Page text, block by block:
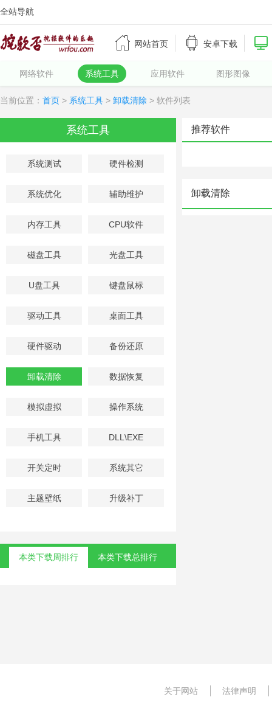
全站导航
 网站首页  安卓下载 
网络软件 系统工具 应用软件 图形图像
当前位置： 首页 > 系统工具 > 卸载清除 > 软件列表
系统工具
系统测试 硬件检测
系统优化 辅助维护
内存工具 CPU软件
磁盘工具 光盘工具
U盘工具 键盘鼠标
驱动工具 桌面工具
硬件驱动 备份还原
卸载清除 数据恢复
模拟虚拟 操作系统
手机工具 DLL\EXE
开关定时 系统其它
主题壁纸 升级补丁
本类下载周排行 本类下载总排行
推荐软件
卸载清除
关于网站 法律声明